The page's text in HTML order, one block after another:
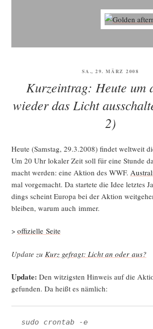
VERÖFFENTLICHT
SA., 29. MÄRZ 2008
Kurzeintrag: Heute um
wieder das Licht
2)
Heu­te (Sams­tag, 29.3.2008) fin­det welt­weit
Um 20 Uhr loka­ler Zeit soll für eine Stun­de
macht wer­den: eine Akti­on des WWF.
mal vor­ge­macht. Da star­te­te die Idee letz­tes
dings scheint Euro­pa bei der Akti­on
blei­ben, war­um auch immer.
> offi­zi­el­le Seite
Update zu Kurz gefragt: Licht an oder aus?
Update: Den wit­zigs­ten Hin­weis auf die
gefun­den. Da heißt es nämlich:
sudo crontab -e